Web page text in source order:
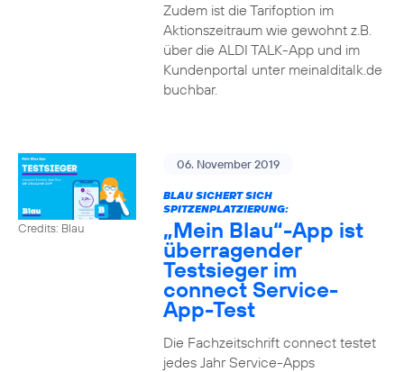
Zudem ist die Tarifoption im
Aktionszeitraum wie gewohnt z.B.
über die ALDI TALK-App und im
Kundenportal unter meinalditalk.de
buchbar.
Credits: Blau
06. November 2019
BLAU SICHERT SICH
SPITZENPLATZIERUNG:
„Mein Blau“-App ist
überragender
Testsieger im
connect Service-
App-Test
Die Fachzeitschrift connect testet
jedes Jahr Service-Apps